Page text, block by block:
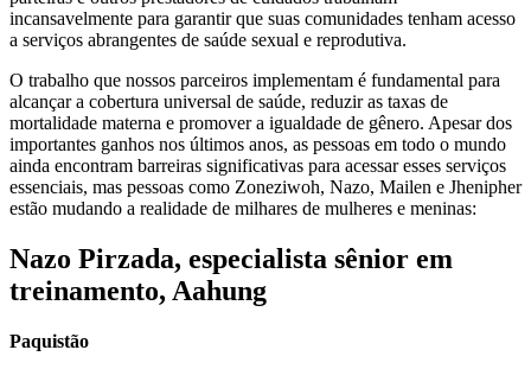
incansavelmente para garantir que suas comunidades tenham acesso
a serviços abrangentes de saúde sexual e reprodutiva.
O trabalho que nossos parceiros implementam é fundamental para
alcançar a cobertura universal de saúde, reduzir as taxas de
mortalidade materna e promover a igualdade de gênero. Apesar dos
importantes ganhos nos últimos anos, as pessoas em todo o mundo
ainda encontram barreiras significativas para acessar esses serviços
essenciais, mas pessoas como Zoneziwoh, Nazo, Mailen e Jhenipher
estão mudando a realidade de milhares de mulheres e meninas:
Nazo Pirzada, especialista sênior em
treinamento, Aahung
Paquistão